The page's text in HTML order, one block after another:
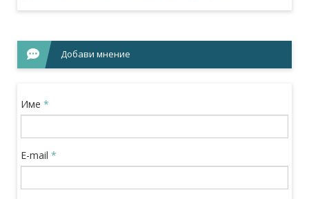
Добави мнение
Име *
E-mail *